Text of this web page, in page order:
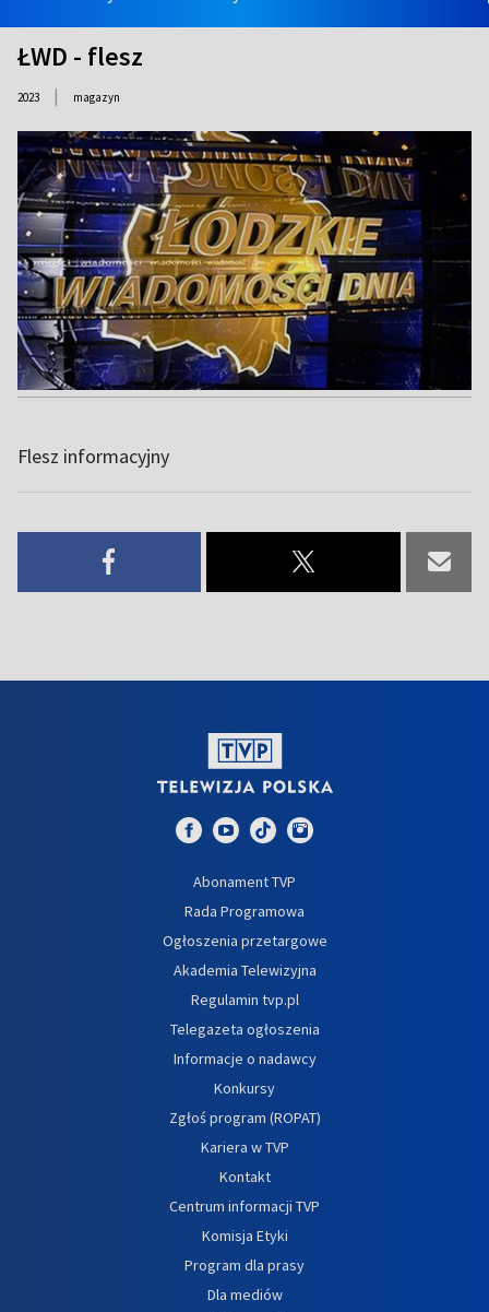
ŁWD - flesz
2023 | magazyn
Flesz informacyjny
Abonament TVP
Rada Programowa
Ogłoszenia przetargowe
Akademia Telewizyjna
Regulamin tvp.pl
Telegazeta ogłoszenia
Informacje o nadawcy
Konkursy
Zgłoś program (ROPAT)
Kariera w TVP
Kontakt
Centrum informacji TVP
Komisja Etyki
Program dla prasy
Dla mediów